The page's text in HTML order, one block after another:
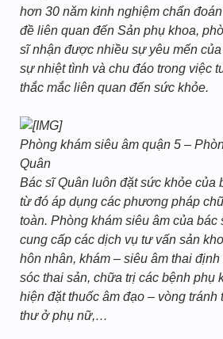
hơn 30 năm kinh nghiệm chẩn
đề liên quan đến Sản phụ khoa,
sĩ nhận được nhiều sự yêu mến
sự nhiệt tình và chu đáo trong việc
thắc mắc liên quan đến sức khỏe.
Phòng khám siêu âm quận 5 –
Quân
Bác sĩ Quân luôn đặt sức khỏe của
từ đó áp dụng các phương pháp
toàn. Phòng khám siêu âm của bác
cung cấp các dịch vụ tư vấn sản
hôn nhân, khám – siêu âm thai
sóc thai sản, chữa trị các bệnh phụ
hiện đặt thuốc âm đạo – vòng tránh
thư ở phụ nữ,…